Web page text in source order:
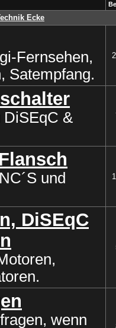
Ecke
Fernsehen,
Satempfang.
&
und
DiSEqC
wenn